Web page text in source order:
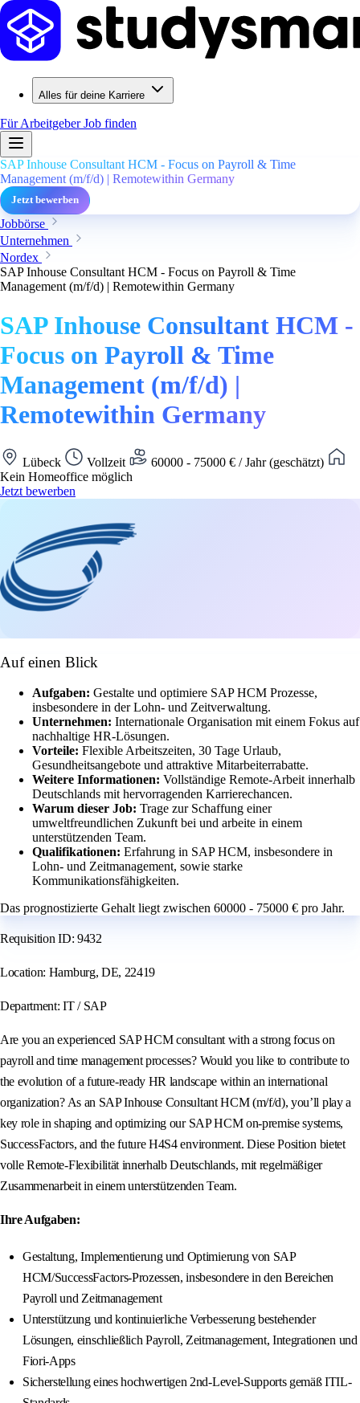
Alles für deine Karriere
Für ArbeitgeberJob finden
SAP Inhouse Consultant HCM - Focus on Payroll & Time
Management (m/f/d) | Remotewithin Germany
Jetzt bewerben
Jobbörse
Unternehmen
Nordex
SAP Inhouse Consultant HCM - Focus on Payroll & Time
Management (m/f/d) | Remotewithin Germany
SAP Inhouse Consultant HCM -
Focus on Payroll & Time
Management (m/f/d) |
Remotewithin Germany
Lübeck Vollzeit
60000 - 75000 € / Jahr (geschätzt)
Kein Homeoffice möglich
Jetzt bewerben
Auf einen Blick
Aufgaben: Gestalte und optimiere SAP HCM Prozesse,
insbesondere in der Lohn- und Zeitverwaltung.
Unternehmen: Internationale Organisation mit einem Fokus auf
nachhaltige HR-Lösungen.
Vorteile: Flexible Arbeitszeiten, 30 Tage Urlaub,
Gesundheitsangebote und attraktive Mitarbeiterrabatte.
Weitere Informationen: Vollständige Remote-Arbeit innerhalb
Deutschlands mit hervorragenden Karrierechancen.
Warum dieser Job: Trage zur Schaffung einer
umweltfreundlichen Zukunft bei und arbeite in einem
unterstützenden Team.
Qualifikationen: Erfahrung in SAP HCM, insbesondere in
Lohn- und Zeitmanagement, sowie starke
Kommunikationsfähigkeiten.
Das prognostizierte Gehalt liegt zwischen 60000 - 75000 € pro Jahr.
Requisition ID: 9432
Location: Hamburg, DE, 22419
Department: IT / SAP
Are you an experienced SAP HCM consultant with a strong focus on
payroll and time management processes? Would you like to contribute to
the evolution of a future-ready HR landscape within an international
organization? As an SAP Inhouse Consultant HCM (m/f/d), you’ll play a
key role in shaping and optimizing our SAP HCM on-premise systems,
SuccessFactors, and the future H4S4 environment. Diese Position bietet
volle Remote-Flexibilität innerhalb Deutschlands, mit regelmäßiger
Zusammenarbeit in einem unterstützenden Team.
Ihre Aufgaben:
Gestaltung, Implementierung und Optimierung von SAP
HCM/SuccessFactors-Prozessen, insbesondere in den Bereichen
Payroll und Zeitmanagement
Unterstützung und kontinuierliche Verbesserung bestehender
Lösungen, einschließlich Payroll, Zeitmanagement, Integrationen und
Fiori-Apps
Sicherstellung eines hochwertigen 2nd-Level-Supports gemäß ITIL-